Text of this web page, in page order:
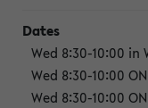
Wed 8:30-10:00 in
Wed 8:30-10:00
Wed 8:30-10:00